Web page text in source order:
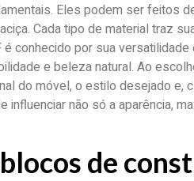
Eles podem ser feitos
Cada tipo de material traz
conhecido por sua
e beleza natural. Ao
do móvel, o estilo desejado e,
não só a aparência,
de